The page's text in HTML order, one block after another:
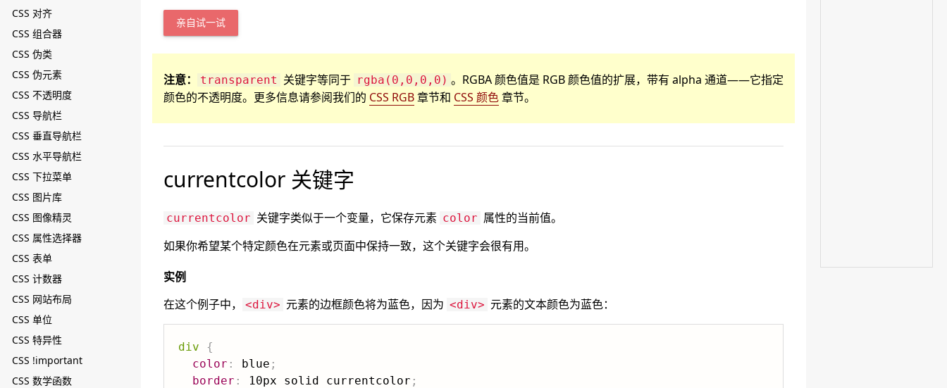
CSS 对齐
CSS 组合器
CSS 伪类
CSS 伪元素
CSS 不透明度
CSS 导航栏
CSS 垂直导航栏
CSS 水平导航栏
CSS 下拉菜单
CSS 图片库
CSS 图像精灵
CSS 属性选择器
CSS 表单
CSS 计数器
CSS 网站布局
CSS 单位
CSS 特异性
CSS !important
CSS 数学函数
亲自试一试
注意： transparent 关键字等同于 rgba(0,0,0,0) 。RGBA 颜色值是 RGB 颜色值的扩展，带有 alpha 通道——它指定
颜色的不透明度。更多信息请参阅我们的 CSS RGB章节和 CSS 颜色章节。
currentcolor 关键字
currentcolor 关键字类似于一个变量，它保存元素 color 属性的当前值。
如果你希望某个特定颜色在元素或页面中保持一致，这个关键字会很有用。
实例
在这个例子中，
<div> 元素的边框颜色将为蓝色，因为 <div> 元素的文本颜色为蓝色：
div
{
color : blue ;
border : 10px solid currentcolor ;